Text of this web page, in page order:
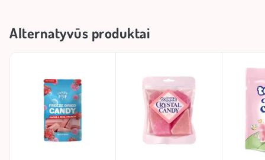
Alternatyvūs produktai